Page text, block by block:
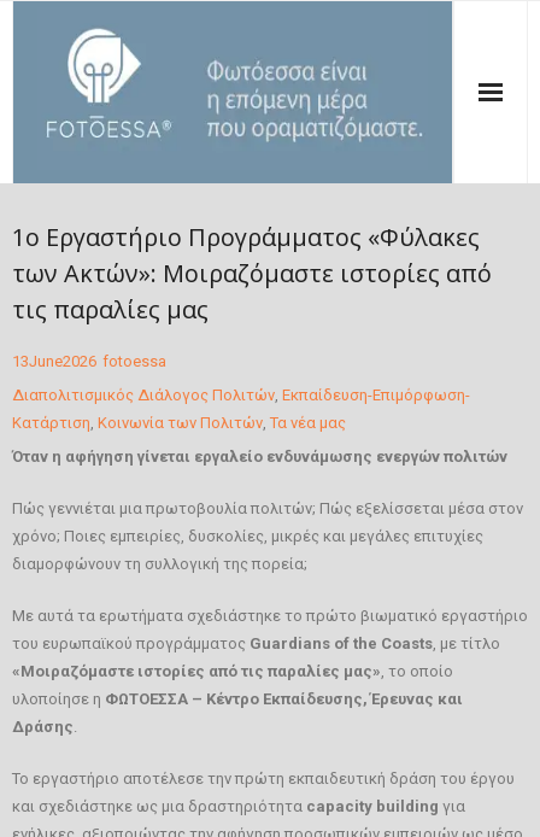
ΠΟΙΟΙ ΕΙΜΑΣΤΕ
ΟΙ ΔΡΑΣΕΙΣ ΜΑΣ
ΔΗΜΟΣΙΕΥΣΕΙΣ
ΤΑ ΝΕΑ ΜΑΣ
ΕΠΙΚΟΙΝΩΝΙΑ
GR
1ο Εργαστήριο Προγράμματος «Φύλακες
των Ακτών»: Μοιραζόμαστε ιστορίες από
τις παραλίες μας
13June2026 fotoessa
Διαπολιτισμικός Διάλογος Πολιτών, Εκπαίδευση-Επιμόρφωση-
Κατάρτιση, Κοινωνία των Πολιτών, Τα νέα μας
Όταν η αφήγηση γίνεται εργαλείο ενδυνάμωσης ενεργών πολιτών
Πώς γεννιέται μια πρωτοβουλία πολιτών; Πώς εξελίσσεται μέσα στον
χρόνο; Ποιες εμπειρίες, δυσκολίες, μικρές και μεγάλες επιτυχίες
διαμορφώνουν τη συλλογική της πορεία;
Με αυτά τα ερωτήματα σχεδιάστηκε το πρώτο βιωματικό εργαστήριο
του ευρωπαϊκού προγράμματος Guardians of the Coasts, με τίτλο
«Μοιραζόμαστε ιστορίες από τις παραλίες μας», το οποίο
υλοποίησε η ΦΩΤΟΕΣΣΑ – Κέντρο Εκπαίδευσης, Έρευνας και
Δράσης.
Το εργαστήριο αποτέλεσε την πρώτη εκπαιδευτική δράση του έργου
και σχεδιάστηκε ως μια δραστηριότητα capacity building για